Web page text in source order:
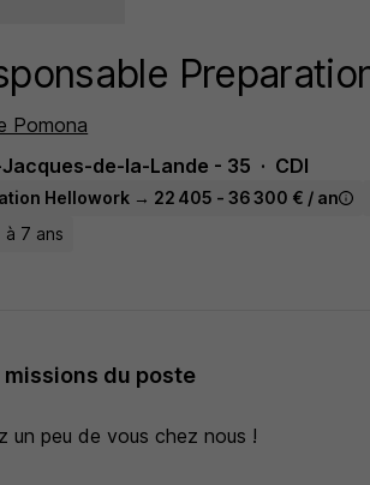
Pomona
de-la-Lande - 35
CDI
Hellowork → 22 405 - 36 300 € / an
à 7 ans
missions du poste
un peu de vous chez nous !